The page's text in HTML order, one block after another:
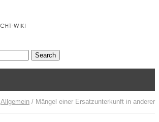
Allgemein / Mängel einer Ersatzunterkunft in anderer